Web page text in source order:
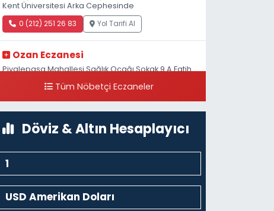
Kent Üniversitesi Arka Cephesinde
0 (212) 251 26 83 Yol Tarifi Al
Ozan Eczanesi
Piyalepaşa Mahallesi Sağlık Ocağı Sokak 9 A Fatih
Tüm Nöbetçi Eczaneler
Döviz & Altın Hesaplayıcı